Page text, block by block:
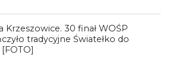
Krzeszowice. 30 finał WOŚP
tradycyjne Światełko do